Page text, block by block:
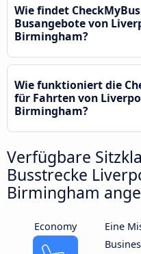
Wie findet
Busangebote von
Birmingham?
Wie funktioniert die
für Fahrten von
Birmingham?
Verfügbare
Busstrecke
Birmingham
Economy
Eine